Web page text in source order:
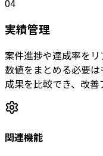
実績管理
案件進捗や達成率を
数値をまとめる必要
成果を比較でき、改善
関連機能